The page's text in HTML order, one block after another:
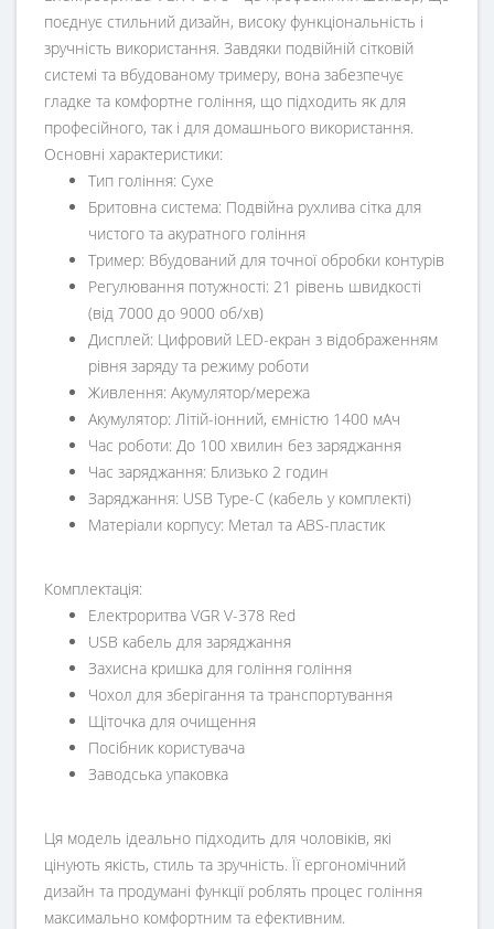
поєднує стильний дизайн, високу функціональність і
зручність використання. Завдяки подвійній сітковій
системі та вбудованому тримеру, вона забезпечує
гладке та комфортне гоління, що підходить як для
професійного, так і для домашнього використання.
Основні характеристики:
Тип гоління: Сухе
Бритовна система: Подвійна рухлива сітка для
чистого та акуратного гоління
Тример: Вбудований для точної обробки контурів
Регулювання потужності: 21 рівень швидкості
(від 7000 до 9000 об/хв)
Дисплей: Цифровий LED-екран з відображенням
рівня заряду та режиму роботи
Живлення: Акумулятор/мережа
Акумулятор: Літій-іонний, ємністю 1400 мАч
Час роботи: До 100 хвилин без заряджання
Час заряджання: Близько 2 годин
Заряджання: USB Type-C (кабель у комплекті)
Матеріали корпусу: Метал та ABS-пластик
Комплектація:
Електроритва VGR V-378 Red
USB кабель для заряджання
Захисна кришка для гоління гоління
Чохол для зберігання та транспортування
Щіточка для очищення
Посібник користувача
Заводська упаковка
Ця модель ідеально підходить для чоловіків, які
цінують якість, стиль та зручність. Її ергономічний
дизайн та продумані функції роблять процес гоління
максимально комфортним та ефективним.